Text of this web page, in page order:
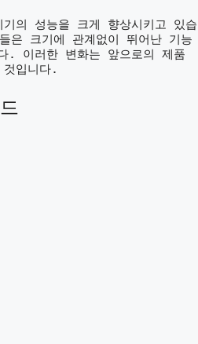
의 성능을 크게 향상시키고 있습
은 크기에 관계없이 뛰어난 기능
. 이러한 변화는 앞으로의 제품
입니다.